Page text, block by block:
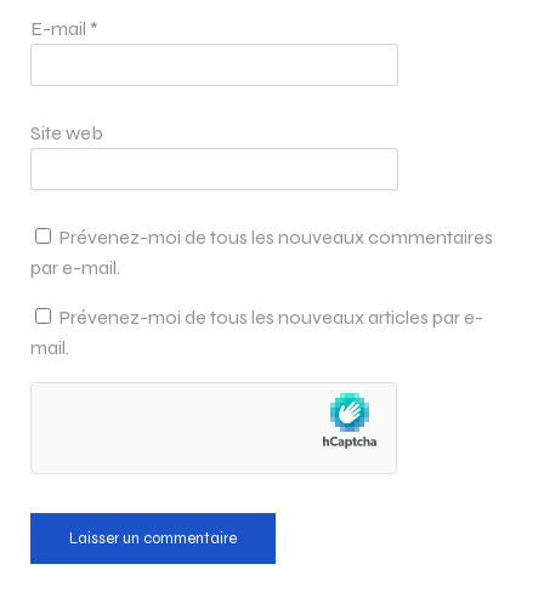
E-mail *
Site web
Prévenez-moi de tous les nouveaux commentaires
par e-mail.
Prévenez-moi de tous les nouveaux articles par e-
mail.